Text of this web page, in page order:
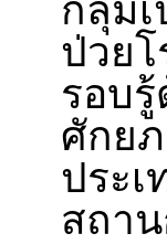
กลุ่มเ
ป่วยโ
รอบ
ศักย
ประ
สถา